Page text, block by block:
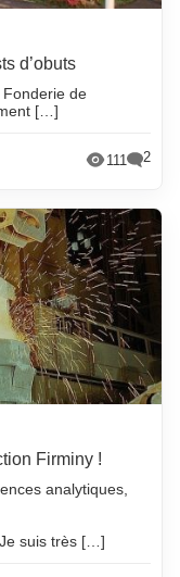
d’obuts
de
[…]
111 2
Firminy !
analytiques,
suis très […]